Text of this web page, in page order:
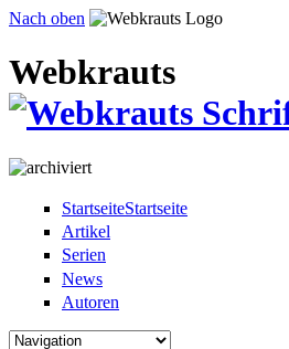
Direkt zum Inhalt
Nach oben
Webkrauts
StartseiteStartseite
Artikel
Serien
News
Autoren